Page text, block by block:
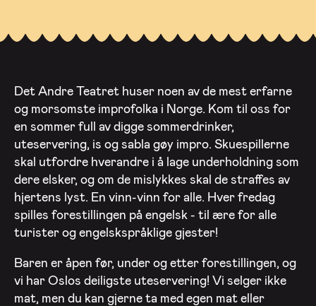
Det Andre Teatret huser noen av de mest erfarne
og morsomste improfolka i Norge. Kom til oss for
en sommer full av digge sommerdrinker,
uteservering, is og sabla gøy impro. Skuespillerne
skal utfordre hverandre i å lage underholdning som
dere elsker, og om de mislykkes skal de straffes av
hjertens lyst. En vinn-vinn for alle. Hver fredag
spilles forestillingen på engelsk - til ære for alle
turister og engelskspråklige gjester!
Baren er åpen før, under og etter forestillingen, og
vi har Oslos deiligste uteservering! Vi selger ikke
mat, men du kan gjerne ta med egen mat eller